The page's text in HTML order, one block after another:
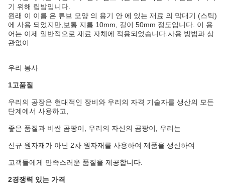
기 위해 립밤입니다.
원래 이 이름 은 튜브 모양 의 용기 안 에 있는 재료 의 막대기 (스틱)
에 사용 되었지만,보통 지름 10mm, 길이 50mm 정도입니다. 이 용
어는 이제 일반적으로 재료 자체에 적용되었습니다.사용 방법과 상
관없이
우리 봉사
1고품질
우리의 공장은 현대적인 장비와 우리의 자격 기술자를 생산의 모든
단계에서 사용하고,
좋은 품질과 비싼 곰팡이, 우리의 자신의 곰팡이, 우리는
신규 원자재가 아닌 2차 원자재를 사용하여 제품을 생산하여
고객들에게 만족스러운 품질을 제공합니다.
2경쟁력 있는 가격